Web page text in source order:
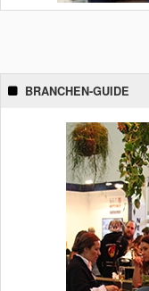
BRANCHEN-GUIDE